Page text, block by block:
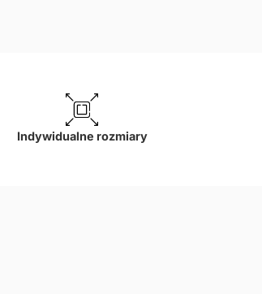
Indywidualne rozmiary